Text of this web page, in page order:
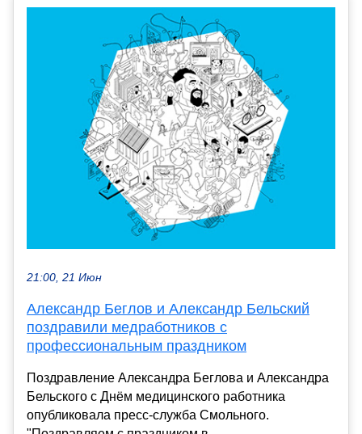
21:00, 21 Июн
Александр Беглов и Александр Бельский
поздравили медработников с
профессиональным праздником
Поздравление Александра Беглова и Александра
Бельского с Днём медицинского работника
опубликовала пресс-служба Смольного.